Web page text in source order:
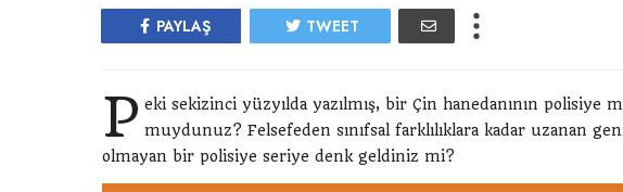
PAYLAŞ TWEET
P eki sekizinci yüzyılda yazılmış, bir Çin hanedanının polisiye
muydunuz? Felsefeden sınıfsal farklılıklara kadar uzanan
olmayan bir polisiye seriye denk geldiniz mi?